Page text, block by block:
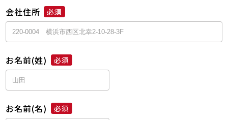
会社住所 必須
お名前(姓) 必須
お名前(名) 必須